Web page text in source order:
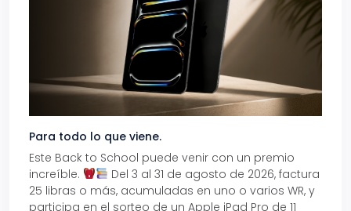
Para todo lo que viene.
Este Back to School puede venir con un premio
increíble.
Del 3 al 31 de agosto de 2026, factura
25 libras o más, acumuladas en uno o varios WR, y
participa en el sorteo de un Apple iPad Pro de 11